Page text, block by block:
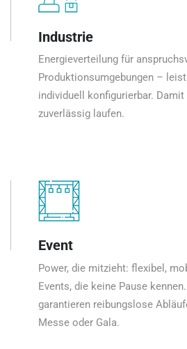
Industrie
Energieverteilung für
Produktionsumgebungen –
individuell konfigurierbar.
zuverlässig laufen.
Event
Power, die mitzieht: flexibel,
Events, die keine Pause
garantieren reibungslose
Messe oder Gala.